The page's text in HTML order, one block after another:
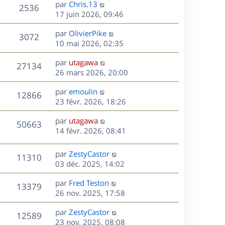
n
i
e
r
m
e
s
s
a
g
e
2536V
u
e
s
D
e
r
n
i
e
r
m
e
s
s
a
g
e
par Chris.13
17 juin 2026, 09:46
3072V
u
e
s
D
e
r
n
i
e
r
m
e
s
s
a
g
e
par OlivierPike
10 mai 2026, 02:35
27134V
u
e
s
D
e
r
n
i
e
r
m
e
s
s
a
g
e
par utagawa
26 mars 2026, 20:00
12866V
u
e
D
e
r
n
i
e
r
m
e
s
s
a
g
e
par emoulin
23 févr. 2026, 18:26
50663V
u
e
D
e
n
i
e
r
m
e
s
s
par utagawa
14 févr. 2026, 08:41
11310V
u
s
D
e
r
n
i
e
r
par ZestyCastor
03 déc. 2025, 14:02
13379V
u
D
e
r
n
i
par Fred Teston
26 nov. 2025, 17:58
12589V
D
e
par ZestyCastor
23 nov. 2025, 08:08